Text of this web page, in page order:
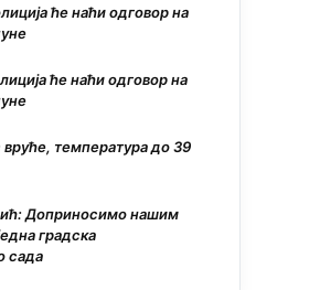
ће наћи одговор на
ће наћи одговор на
температура до 39
Доприносимо нашим
градска
сада